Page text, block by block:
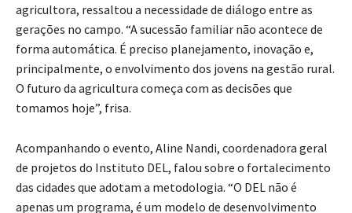
agricultora, ressaltou a necessidade de diálogo entre as
gerações no campo. “A sucessão familiar não acontece de
forma automática. É preciso planejamento, inovação e,
principalmente, o envolvimento dos jovens na gestão rural.
O futuro da agricultura começa com as decisões que
tomamos hoje”, frisa.
Acompanhando o evento, Aline Nandi, coordenadora geral
de projetos do Instituto DEL, falou sobre o fortalecimento
das cidades que adotam a metodologia. “O DEL não é
apenas um programa, é um modelo de desenvolvimento